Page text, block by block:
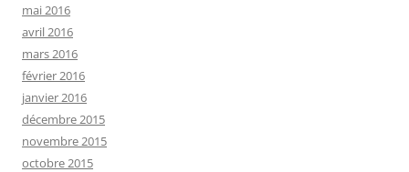
mai 2016
avril 2016
mars 2016
février 2016
janvier 2016
décembre 2015
novembre 2015
octobre 2015